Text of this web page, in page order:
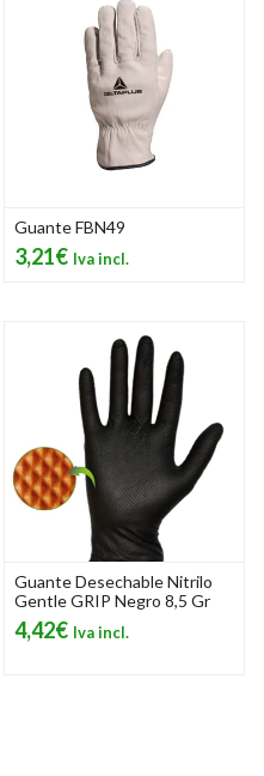
Guante FBN49
3,21€
Guante Desechable Nitrilo
Gentle GRIP Negro 8,5 Gr
4,42€